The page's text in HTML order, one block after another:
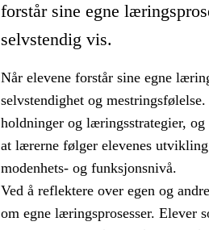
forstår sine egne
selvstendig vis.
Når elevene forstår sine egne
selvstendighet og
holdninger og læringsstrategier,
at lærerne følger elevenes
modenhets- og funksjonsnivå.
Ved å reflektere over egen og
om egne læringsprosesser. Elever